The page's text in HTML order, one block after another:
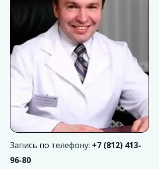
Запись по телефону: +7 (812) 413-
96-80